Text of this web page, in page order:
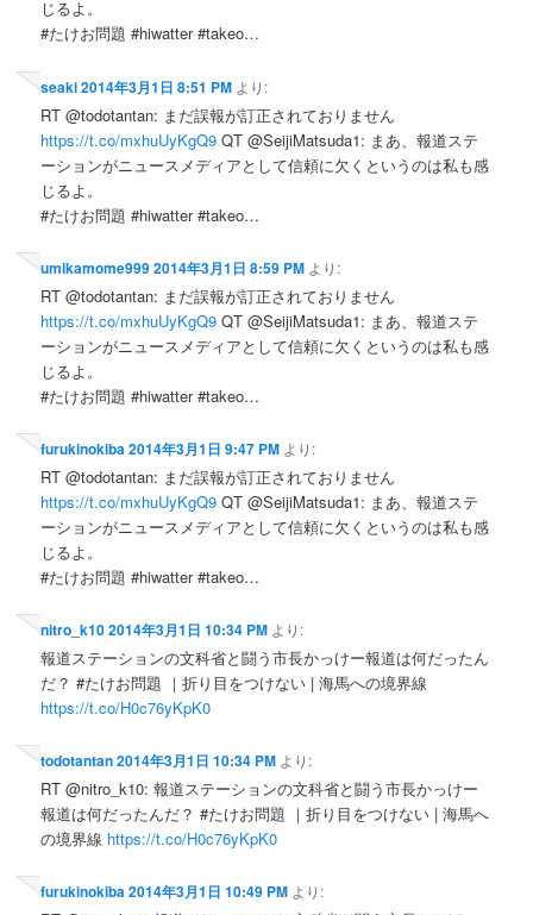
じるよ。
#たけお問題 #hiwatter #takeo…
seaki2014年3月1日 8:51 PM より:
RT @todotantan: まだ誤報が訂正されておりません
https://t.co/mxhuUyKgQ9 QT @SeijiMatsuda1: まあ、報道ステ
ーションがニュースメディアとして信頼に欠くというのは私も感
じるよ。
#たけお問題 #hiwatter #takeo…
umikamome9992014年3月1日 8:59 PM より:
RT @todotantan: まだ誤報が訂正されておりません
https://t.co/mxhuUyKgQ9 QT @SeijiMatsuda1: まあ、報道ステ
ーションがニュースメディアとして信頼に欠くというのは私も感
じるよ。
#たけお問題 #hiwatter #takeo…
furukinokiba2014年3月1日 9:47 PM より:
RT @todotantan: まだ誤報が訂正されておりません
https://t.co/mxhuUyKgQ9 QT @SeijiMatsuda1: まあ、報道ステ
ーションがニュースメディアとして信頼に欠くというのは私も感
じるよ。
#たけお問題 #hiwatter #takeo…
nitro_k102014年3月1日 10:34 PM より:
報道ステーションの文科省と闘う市長かっけー報道は何だったん
だ？ #たけお問題 ｜折り目をつけない | 海馬への境界線
https://t.co/H0c76yKpK0
todotantan2014年3月1日 10:34 PM より:
RT @nitro_k10: 報道ステーションの文科省と闘う市長かっけー
報道は何だったんだ？ #たけお問題 ｜折り目をつけない | 海馬へ
の境界線 https://t.co/H0c76yKpK0
furukinokiba2014年3月1日 10:49 PM より: